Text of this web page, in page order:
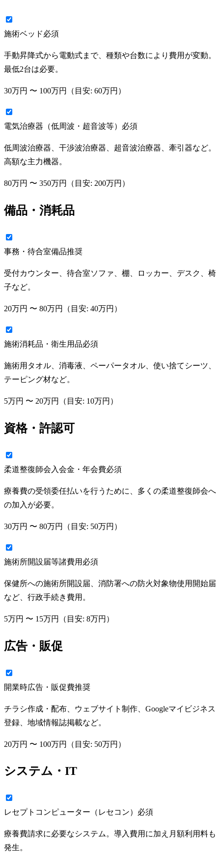
施術ベッド必須
手動昇降式から電動式まで、種類や台数により費用が変動。
最低2台は必要。
30万円 〜 100万円 （目安: 60万円 ）
電気治療器（低周波・超音波等） 必須
低周波治療器、干渉波治療器、超音波治療器、牽引器など。
高額な主力機器。
80万円 〜 350万円 （目安: 200万円 ）
備品・消耗品
事務・待合室備品推奨
受付カウンター、待合室ソファ、棚、ロッカー、デスク、椅
子など。
20万円 〜 80万円 （目安: 40万円 ）
施術消耗品・衛生用品必須
施術用タオル、消毒液、ペーパータオル、使い捨てシーツ、
テーピング材など。
5万円 〜 20万円 （目安: 10万円 ）
資格・許認可
柔道整復師会入会金・年会費必須
療養費の受領委任払いを行うために、多くの柔道整復師会へ
の加入が必要。
30万円 〜 80万円 （目安: 50万円 ）
施術所開設届等諸費用 必須
保健所への施術所開設届、消防署への防火対象物使用開始届
など、行政手続き費用。
5万円 〜 15万円 （目安: 8万円 ）
広告・販促
開業時広告・販促費推奨
チラシ作成・配布、ウェブサイト制作、Googleマイビジネス
登録、地域情報誌掲載など。
20万円 〜 100万円 （目安: 50万円 ）
システム・IT
レセプトコンピューター（レセコン） 必須
療養費請求に必要なシステム。導入費用に加え月額利用料も
発生。